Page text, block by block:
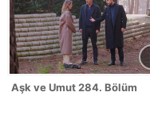
Aşk ve Umut 284. Bölüm